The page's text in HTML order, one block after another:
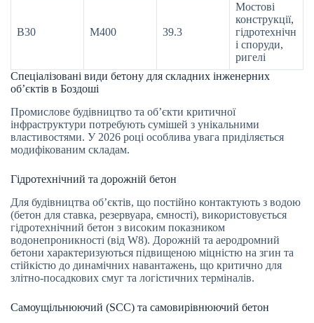
В30 М400 39.3
Мостові
конструкції,
гідротехнічн
і споруди,
ригелі
Спеціалізовані види бетону для складних інженерних
об’єктів в Боздоші
Промислове будівництво та об’єкти критичної
інфраструктури потребують сумішей з унікальними
властивостями. У 2026 році особлива увага приділяється
модифікованим складам.
Гідротехнічний та дорожній бетон
Для будівництва об’єктів, що постійно контактують з водою
(бетон для ставка, резервуара, ємності), використовується
гідротехнічний бетон з високим показником
водонепроникності (від W8). Дорожній та аеродромний
бетони характеризуються підвищеною міцністю на згин та
стійкістю до динамічних навантажень, що критично для
злітно-посадкових смуг та логістичних терміналів.
Самоущільнюючий (SCC) та самовирівнюючий бетон